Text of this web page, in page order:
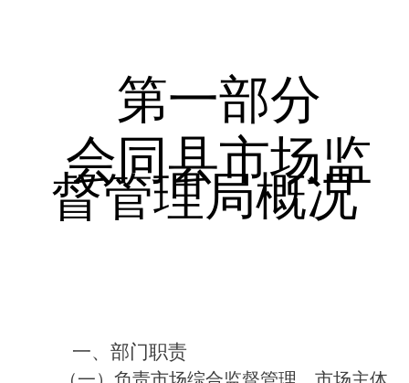
第一部分
会同县市场监
督管理局概况
一、 部门职责